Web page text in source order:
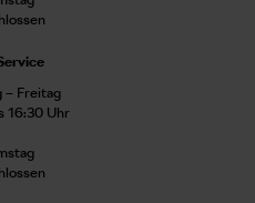
– Freitag
16:30 Uhr